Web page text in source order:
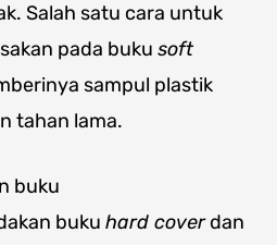
Salah satu cara untuk
pada buku soft
sampul plastik
tahan lama.
buku
buku hard coverdan